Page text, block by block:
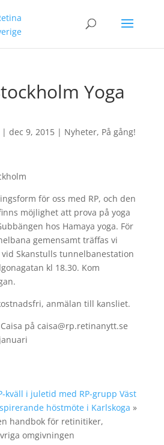
Yoga
| dec 9, 2015| Nyheter, På gång!
för oss med RP, och den
möjlighet att prova på yoga
hos Hamaya yoga. För
gemensamt träffas vi
Skanstulls tunnelbanestation
kl 18.30. Kom
anmälan till kansliet.
på caisa@rp.retinanytt.se
kväll i juletid med RP-grupp Väst
höstmöte i Karlskoga »